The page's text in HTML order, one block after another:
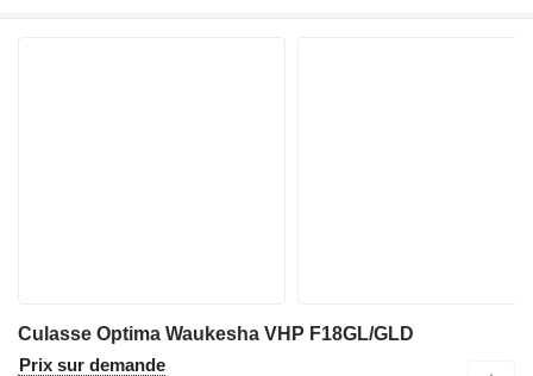
Culasse Optima Waukesha VHP F18GL/GLD
Prix sur demande